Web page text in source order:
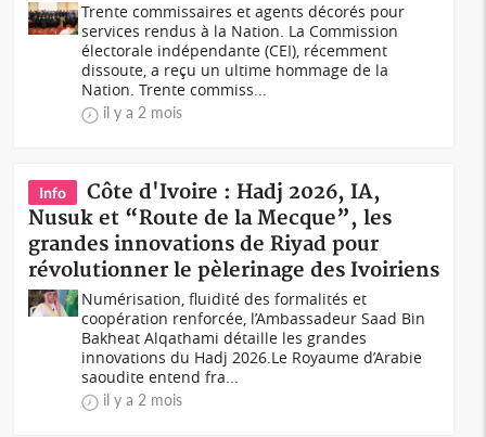
Trente commissaires et agents décorés pour
services rendus à la Nation. La Commission
électorale indépendante (CEI), récemment
dissoute, a reçu un ultime hommage de la
Nation. Trente commiss...
il y a 2 mois
Info
Côte d'Ivoire : Hadj 2026, IA,
Nusuk et “Route de la Mecque”, les
grandes innovations de Riyad pour
révolutionner le pèlerinage des Ivoiriens
Numérisation, fluidité des formalités et
coopération renforcée, l’Ambassadeur Saad Bin
Bakheat Alqathami détaille les grandes
innovations du Hadj 2026.Le Royaume d’Arabie
saoudite entend fra...
il y a 2 mois